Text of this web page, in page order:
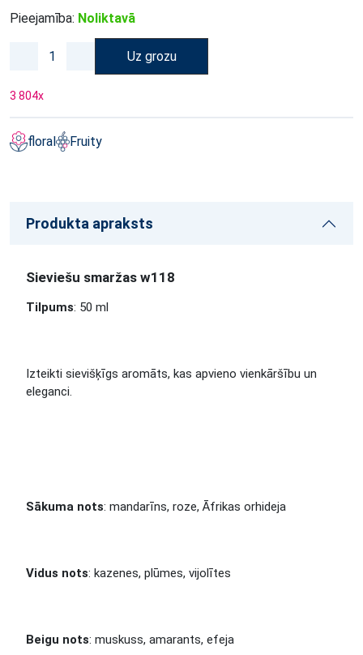
Pieejamība: Noliktavā
Uz grozu
3 804x
floral Fruity
Produkta apraksts
Sieviešu smaržas w118
Tilpums: 50 ml
Izteikti sievišķīgs aromāts, kas apvieno vienkāršību un
eleganci.
Sākuma nots: mandarīns, roze, Āfrikas orhideja
Vidus nots: kazenes, plūmes, vijolītes
Beigu nots: muskuss, amarants, efeja